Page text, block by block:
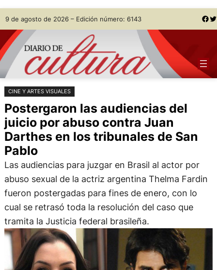
Saltar
al
contenido
Skip
to
content
9 de agosto de 2026 – Edición número: 6143 Facebook Twitter
CINE Y ARTES VISUALES
Postergaron las audiencias del
juicio por abuso contra Juan
Darthes en los tribunales de San
Pablo
Las audiencias para juzgar en Brasil al actor por
abuso sexual de la actriz argentina Thelma Fardin
fueron postergadas para fines de enero, con lo
cual se retrasó toda la resolución del caso que
tramita la Justicia federal brasileña.